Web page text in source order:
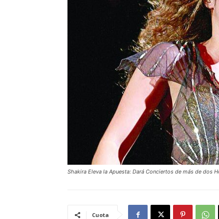
Shakira Eleva la Apuesta: Dará Conciertos de más de dos
Cuota